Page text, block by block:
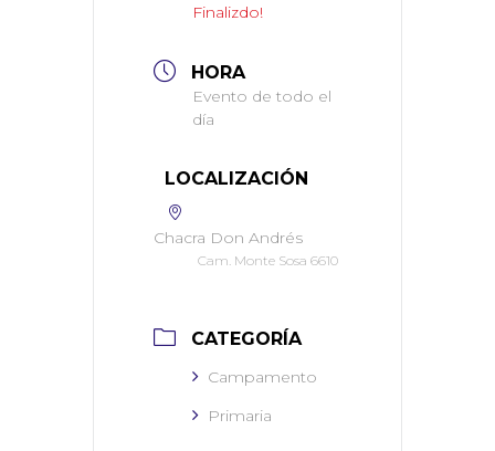
Finalizdo!
HORA
Evento de todo el
día
LOCALIZACIÓN
Chacra Don Andrés
Cam. Monte Sosa 6610
CATEGORÍA
Campamento
Primaria